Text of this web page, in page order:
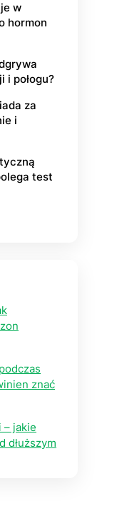
w
hormon
i połogu?
za
i
test
znać
– jakie
dłuższym